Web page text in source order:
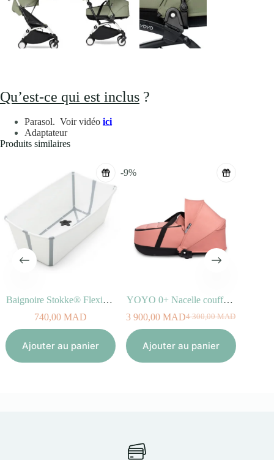
Qu’est-ce qui est inclus ?
Parasol. Voir vidéo ici
Adaptateur
Produits similaires
Baignoire Stokke® Flexi Bath® Blanc pour enfant
740,00MAD
Ajouter au panier
-9%
YOYO 0+ Nacelle couffin Ginger
4 300,00MAD
Le
prix
initial
était :
4
3 900,00 MAD
Le
prix
actuel
est :
3
Ajouter au panier